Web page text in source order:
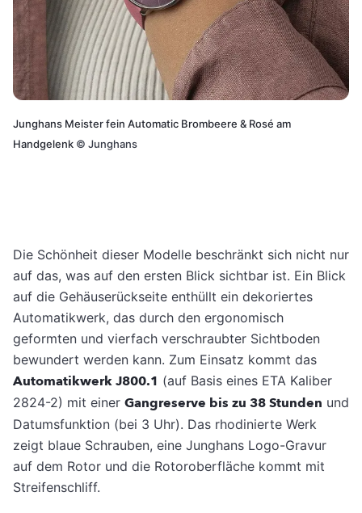
Junghans Meister fein Automatic Brombeere & Rosé am
Handgelenk © Junghans
Die Schönheit dieser Modelle beschränkt sich nicht nur
auf das, was auf den ersten Blick sichtbar ist. Ein Blick
auf die Gehäuserückseite enthüllt ein dekoriertes
Automatikwerk, das durch den ergonomisch
geformten und vierfach verschraubter Sichtboden
bewundert werden kann. Zum Einsatz kommt das
Automatikwerk J800.1 (auf Basis eines ETA Kaliber
2824-2) mit einer Gangreserve bis zu 38 Stunden und
Datumsfunktion (bei 3 Uhr). Das rhodinierte Werk
zeigt blaue Schrauben, eine Junghans Logo-Gravur
auf dem Rotor und die Rotoroberfläche kommt mit
Streifenschliff.